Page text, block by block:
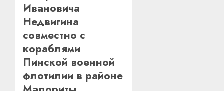
Ивановича
Недвигина
совместно с
кораблями
Пинской военной
флотилии в районе